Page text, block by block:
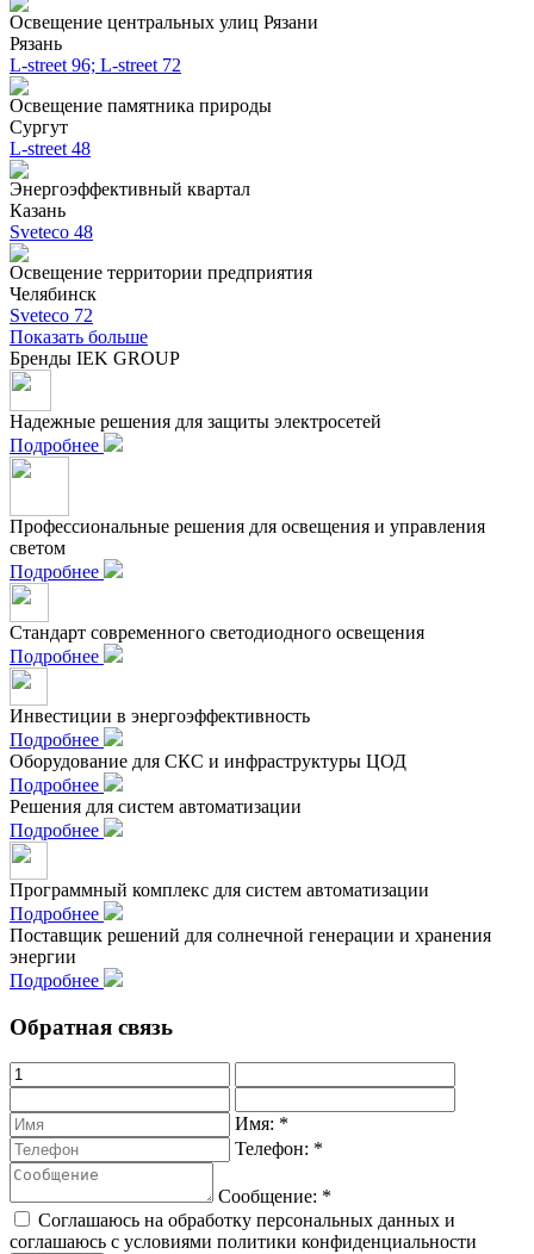
Освещение центральных улиц Рязани
Рязань
L-street 96; L-street 72
Освещение памятника природы
Сургут
L-street 48
Энергоэффективный квартал
Казань
Sveteco 48
Освещение территории предприятия
Челябинск
Sveteco 72
Показать больше
Бренды IEK GROUP
Надежные решения для защиты электросетей
Подробнее
Профессиональные решения для освещения и управления
светом
Подробнее
Стандарт современного светодиодного освещения
Подробнее
Инвестиции в энергоэффективность
Подробнее
Оборудование для СКС и инфраструктуры ЦОД
Подробнее
Решения для систем автоматизации
Подробнее
Программный комплекс для систем автоматизации
Подробнее
Поставщик решений для солнечной генерации и хранения
энергии
Подробнее
Обратная связь
Имя: *
Телефон: *
Сообщение: *
Соглашаюсь на обработку персональных данных и
соглашаюсь с условиями политики конфиденциальности